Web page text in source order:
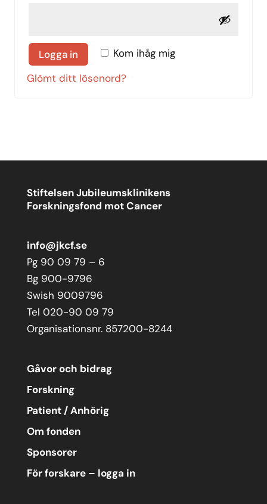
Kom ihåg mig
Logga in
Glömt ditt lösenord?
Stiftelsen Jubileumsklinikens
Forskningsfond mot Cancer
info@jkcf.se
Pg 90 09 79 – 6
Bg 900-9796
Swish 9009796
Tel 020-90 09 79
Organisationsnr. 857200-8244
Gåvor och bidrag
Forskning
Patient / Anhörig
Om fonden
Sponsorer
För forskare – logga in